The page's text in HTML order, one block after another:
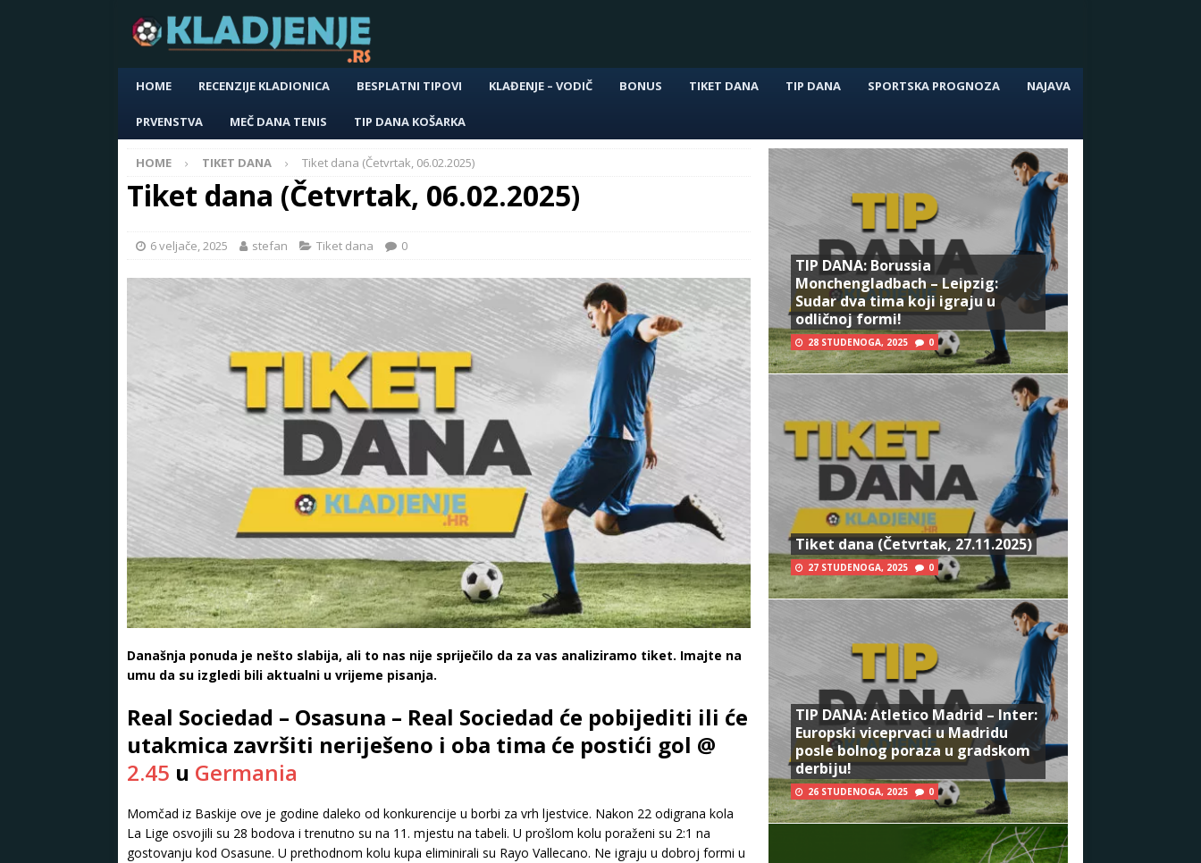
HOME RECENZIJE KLADIONICA BESPLATNI TIPOVI KLAĐENJE – VODIČ BONUS TIKET DANA TIP DANA SPORTSKA PROGNOZA NAJAVA
PRVENSTVA MEČ DANA TENIS TIP DANA KOŠARKA
HOME TIKET DANA Tiket dana (Četvrtak, 06.02.2025)
Tiket dana (Četvrtak, 06.02.2025)
6 veljače, 2025 stefan Tiket dana 0
Današnja ponuda je nešto slabija, ali to nas nije spriječilo da za vas analiziramo tiket. Imajte na
umu da su izgledi bili aktualni u vrijeme pisanja.
Real Sociedad – Osasuna – Real Sociedad će pobijediti ili će
utakmica završiti neriješeno i oba tima će postići gol @
2.45 u Germania
Momčad iz Baskije ove je godine daleko od konkurencije u borbi za vrh ljestvice. Nakon 22 odigrana kola
La Lige osvojili su 28 bodova i trenutno su na 11. mjestu na tabeli. U prošlom kolu poraženi su 2:1 na
gostovanju kod Osasune. U prethodnom kolu kupa eliminirali su Rayo Vallecano. Ne igraju u dobroj formi u
TIP DANA: Borussia
Monchengladbach – Leipzig:
Sudar dva tima koji igraju u
odličnoj formi!
28 STUDENOGA, 2025 0
Tiket dana (Četvrtak, 27.11.2025)
27 STUDENOGA, 2025 0
TIP DANA: Atletico Madrid – Inter:
Europski viceprvaci u Madridu
posle bolnog poraza u gradskom
derbiju!
26 STUDENOGA, 2025 0